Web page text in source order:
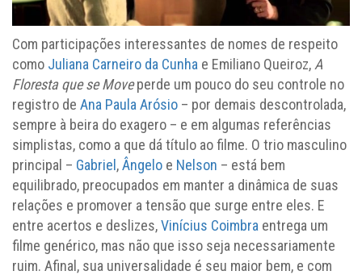
Com participações interessantes de nomes de respeito
como Juliana Carneiro da Cunha e Emiliano Queiroz, A
Floresta que se Moveperde um pouco do seu controle no
registro de Ana Paula Arósio – por demais descontrolada,
sempre à beira do exagero – e em algumas referências
simplistas, como a que dá título ao filme. O trio masculino
principal – Gabriel,Ângelo e Nelson – está bem
equilibrado, preocupados em manter a dinâmica de suas
relações e promover a tensão que surge entre eles. E
entre acertos e deslizes,Vinícius Coimbra entrega um
filme genérico, mas não que isso seja necessariamente
ruim. Afinal, sua universalidade é seu maior bem, e com